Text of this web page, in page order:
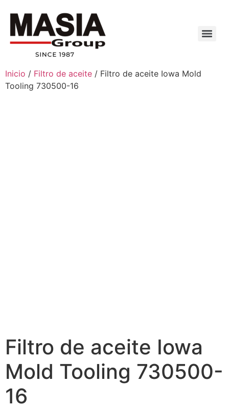
Inicio / Filtro de aceite / Filtro de aceite Iowa Mold
Tooling 730500-16
Filtro de aceite Iowa
Mold Tooling 730500-
16